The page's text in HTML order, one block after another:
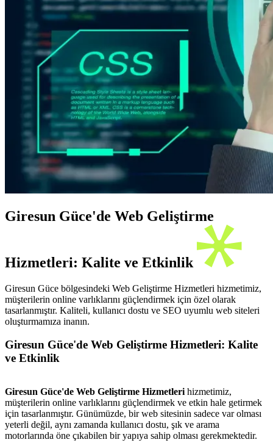
Giresun Güce'de Web Geliştirme
Hizmetleri: Kalite ve Etkinlik
Giresun Güce bölgesindeki Web Geliştirme Hizmetleri hizmetimiz,
müşterilerin online varlıklarını güçlendirmek için özel olarak
tasarlanmıştır. Kaliteli, kullanıcı dostu ve SEO uyumlu web siteleri
oluşturmamıza inanın.
Giresun Güce'de Web Geliştirme Hizmetleri: Kalite
ve Etkinlik
Giresun Güce'de Web Geliştirme Hizmetleri hizmetimiz,
müşterilerin online varlıklarını güçlendirmek ve etkin hale getirmek
için tasarlanmıştır. Günümüzde, bir web sitesinin sadece var olması
yeterli değil, aynı zamanda kullanıcı dostu, şık ve arama
motorlarında öne çıkabilen bir yapıya sahip olması gerekmektedir.